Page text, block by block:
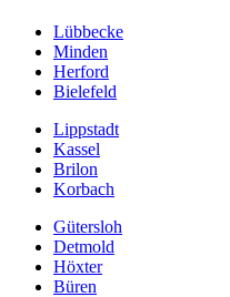
Lübbecke
Minden
Herford
Bielefeld
Lippstadt
Kassel
Brilon
Korbach
Gütersloh
Detmold
Höxter
Büren